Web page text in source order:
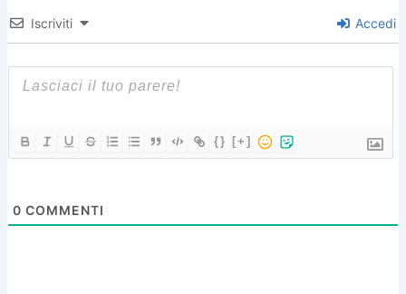
Iscriviti Accedi
{} [+]
0 COMMENTI